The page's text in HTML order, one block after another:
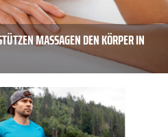
MASSAGEN DEN KÖRPER IN